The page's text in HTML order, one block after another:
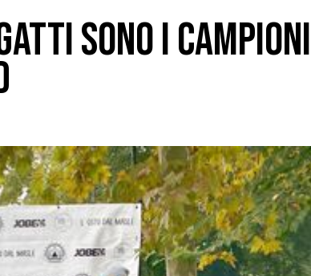
SONO I CAMPIONI